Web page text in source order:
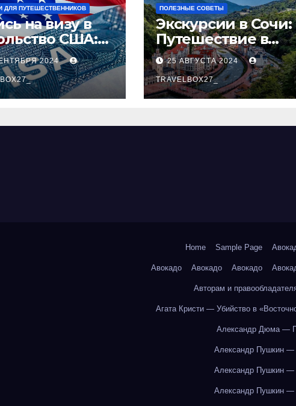
ДЛЯ ПУТЕШЕСТВЕННИКОВ
на визу в
США:
2024
ПОЛЕЗНЫЕ СОВЕТЫ
Экскурсии в Сочи:
Путешествие в
сердце
Черноморского
курорта
25 АВГУСТА 2024
TRAVELBOX27_
Home Sample Page
Авокадо Авокадо Авокадо
Авторам и
Агата Кристи — Убийство в
Александр Дюма —
Александр Пушкин —
Александр Пушкин —
Александр Пушкин —